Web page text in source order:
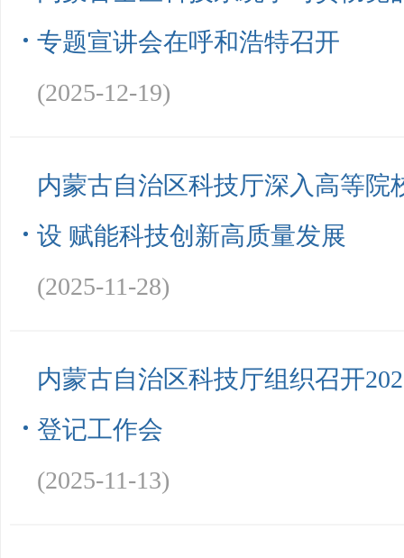
专题宣讲会在呼和浩特召开
(2025-12-19)
内蒙古自治区科技厅深入高等院
设 赋能科技创新高质量发展
(2025-11-28)
内蒙古自治区科技厅组织召开
登记工作会
(2025-11-13)